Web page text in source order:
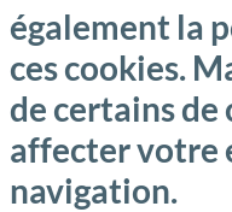
également la
ces cookies.
de certains de
affecter votre
navigation.